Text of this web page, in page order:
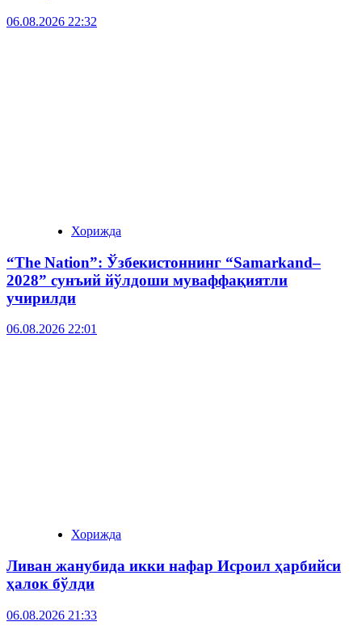
06.08.2026 22:32
Хорижда
“The Nation”: Ўзбекистоннинг “Samarkand–
2028” сунъий йўлдоши муваффақиятли
учирилди
06.08.2026 22:01
Хорижда
Ливан жанубида икки нафар Исроил ҳарбийси
ҳалок бўлди
06.08.2026 21:33